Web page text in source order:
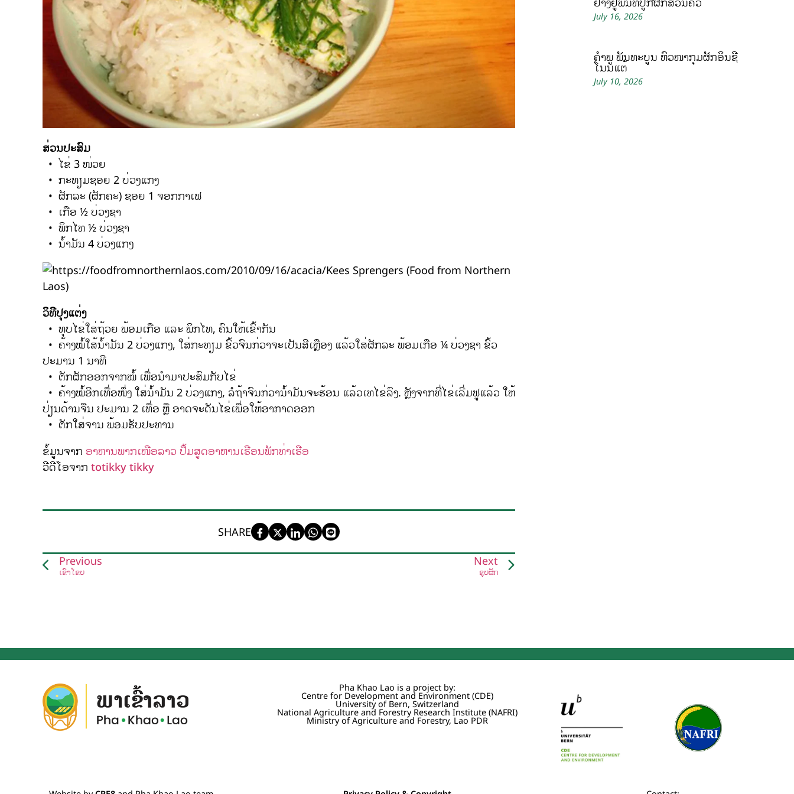
ສ່ວນປະສົມ
• ໄຂ່ 3 ໜ່ວຍ
• ກະທຽມຊອຍ 2 ບ່ວງແກງ
• ຜັກລະ (ຜັກຄະ) ຊອຍ 1 ຈອກກາເຟ
• ເກືອ ½ ບ່ວງຊາ
• ພິກໄທ ½ ບ່ວງຊາ
• ນ້ຳມັນ 4 ບ່ວງແກງ
Kees Sprengers (Food from Northern
Laos)
ວິທີປຸງແຕ່ງ
• ທຸບໄຂ່ໃສ່ຖ້ວຍ ພ້ອມເກືອ ແລະ ພິກໄທ, ຄົນໃຫ້ເຂົ້າກັນ
• ຄ້າງໝໍ້ໃສ້ນໍ້າມັນ 2 ບ່ວງແກງ, ໃສ່ກະທຽມ ຂົ້ວຈົນກ່ວາຈະເປັນສີເຫຼືອງ ແລ້ວໃສ່ຜັກລະ ພ້ອມເກືອ ¼ ບ່ວງຊາ ຂົ້ວ
ປະມານ 1 ນາທີ
• ຕັກຜັກອອກຈາກໝໍ້ ເພື່ອນຳມາປະສົມກັບໄຂ່
• ຄ້າງໝໍ້ອີກເທື່ອໜຶ່ງ ໃສ່ນ້ຳມັນ 2 ບ່ວງແກງ, ລໍຖ້າຈົນກ່ວານ້ຳມັນຈະຮ້ອນ ແລ້ວເທໄຂ່ລົງ. ຫຼັງຈາກທີ່ໄຂ່ເລີ່ມຟູແລ້ວ ໃຫ້
ປ່ຽນດ້ານຈືນ ປະມານ 2 ເທື່ອ ຫຼື ອາດຈະດັນໄຂ່ເພື່ອໃຫ້ອາກາດອອກ
• ຕັກໃສ່ຈານ ພ້ອມຮັບປະທານ
ຂໍ້ມູນຈາກ ອາຫານພາກເໜືອລາວ ປຶ້ມສູດອາຫານເຮືອນພັກທ່າເຮືອ
ວີດີໂອຈາກ totikky tikky
SHARE
Previous
ເຂົ້າໂຂບ
Next
ຊຸບຜັກ
July 16, 2026
ຄໍາພູ ພັນທະບູນ ຫົວໜ້າກຸ່ມຜັກອິນຊີ
ໂນນແຕ້
July 10, 2026
Pha Khao Lao is a project by:
Centre for Development and Environment (CDE)
University of Bern, Switzerland
National Agriculture and Forestry Research Institute (NAFRI)
Ministry of Agriculture and Forestry, Lao PDR